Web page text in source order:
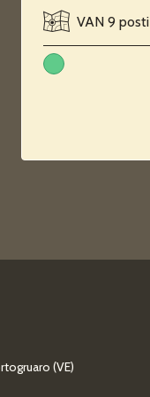
VAN 9 posti
(VE)